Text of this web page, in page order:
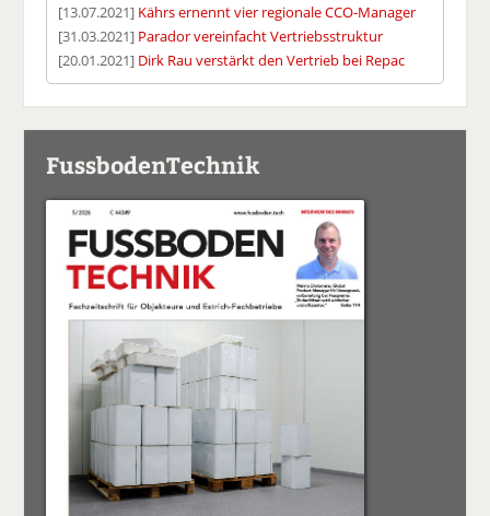
[13.07.2021] Kährs ernennt vier regionale CCO-Manager
[31.03.2021] Parador vereinfacht Vertriebsstruktur
[20.01.2021] Dirk Rau verstärkt den Vertrieb bei Repac
FussbodenTechnik